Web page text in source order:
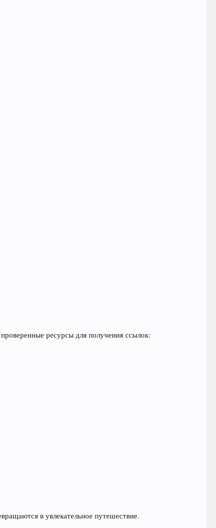
ресурсы для получения ссылок:
в увлекательное путешествие.